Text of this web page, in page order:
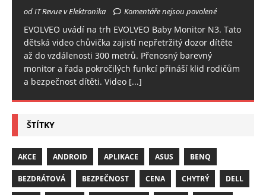
od IT Revue v Elektronika Komentáře nejsou povolené
EVOLVEO uvádí na trh EVOLVEO Baby Monitor N3. Tato
dětská video chůvička zajistí nepřetržitý dozor dítěte
až do vzdálenosti 300 metrů. Přenosný barevný
monitor a řada pokročilých funkcí přináší klid rodičům
a bezpečnost dítěti. Video [...]
ŠTÍTKY
AKCE ANDROID APLIKACE ASUS BENQ
BEZDRÁTOVÁ BEZPEČNOST CENA CHYTRÝ DELL